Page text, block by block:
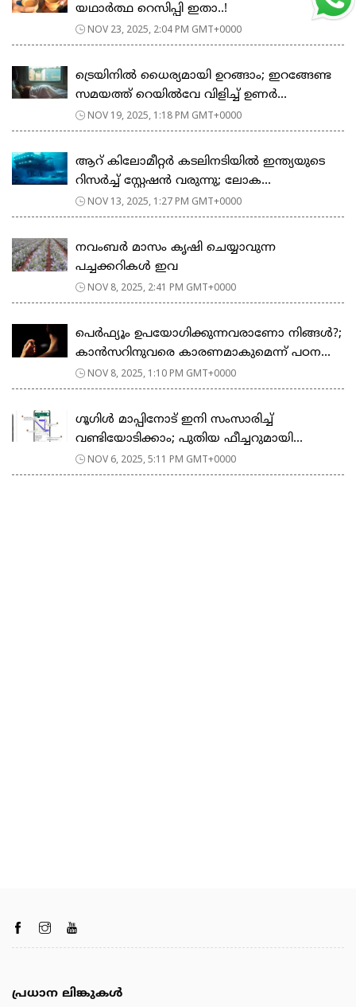
യഥാർത്ഥ റെസിപ്പി ഇതാ..!
NOV 23, 2025, 2:04 PM GMT+0000
ട്രെയിനിൽ ധൈര്യമായി ഉറങ്ങാം; ഇറങ്ങേണ്ട
സമയത്ത് റെയിൽവേ വിളിച്ച് ഉണർ...
NOV 19, 2025, 1:18 PM GMT+0000
ആറ് കിലോമീറ്റർ കടലിനടിയിൽ ഇന്ത്യയുടെ
റിസർച്ച് സ്റ്റേഷൻ വരുന്നു; ലോക...
NOV 13, 2025, 1:27 PM GMT+0000
നവംബർ മാസം കൃഷി ചെയ്യാവുന്ന
പച്ചക്കറികൾ ഇവ
NOV 8, 2025, 2:41 PM GMT+0000
പെർഫ്യൂം ഉപയോഗിക്കുന്നവരാണോ നിങ്ങൾ?;
കാൻസറിനുവരെ കാരണമാകുമെന്ന് പഠന...
NOV 8, 2025, 1:10 PM GMT+0000
ഗൂഗിള്‍ മാപ്പിനോട് ഇനി സംസാരിച്ച്
വണ്ടിയോടിക്കാം; പുതിയ ഫീച്ചറുമായി...
NOV 6, 2025, 5:11 PM GMT+0000
പ്രധാന ലിങ്കുകൾ